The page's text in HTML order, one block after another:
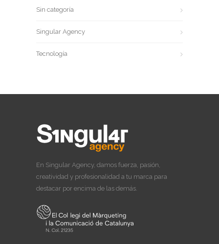
Sin categoría
Singular Agency
Tecnología
En Singular Agency, damos fuerza, pasión,
creatividad y profesionalidad a tu marca para
destacar por encima de las demás.